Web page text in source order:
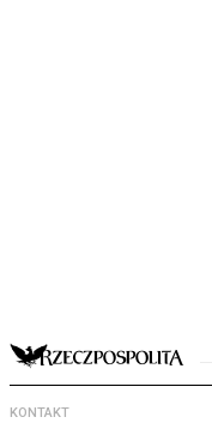
KONTAKT